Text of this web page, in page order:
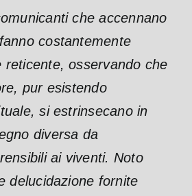
che accennano
costantemente
reticente, osservando che
pur esistendo
si estrinsecano in
diversa da
ai viventi. Noto
delucidazione fornite